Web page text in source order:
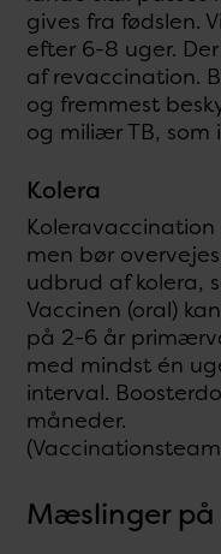
gives fra fødslen.
efter 6-8 uger.
af revaccination.
og fremmest
og miliær TB, som
Kolera
men bør
udbrud af kolera,
Vaccinen (oral)
på 2-6 år
med mindst én
interval.
måneder.
Mæslinger